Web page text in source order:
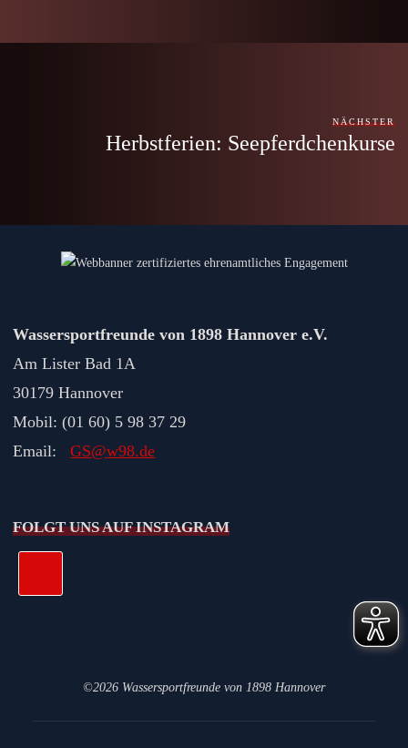
NÄCHSTER
Herbstferien: Seepferdchenkurse
Wassersportfreunde von 1898 Hannover e.V.
Am Lister Bad 1A
30179 Hannover
Mobil: (01 60) 5 98 37 29
Email:GS@w98.de
FOLGT UNS AUF INSTAGRAM
©2026 Wassersportfreunde von 1898 Hannover